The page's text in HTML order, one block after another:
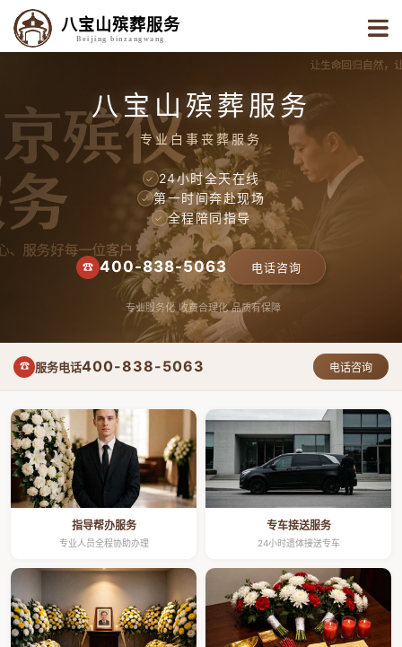
八宝山殡葬服务
Beijing binzangwang
八宝山殡葬服务
专业白事丧葬服务
✓ 24小时全天在线
✓ 第一时间奔赴现场
✓ 全程陪同指导
☎ 400-838-5063 电话咨询
专业服务化 收费合理化 品质有保障
☎ 服务电话400-838-5063 电话咨询
指导帮办服务
专业人员全程协助办理
专车接送服务
24小时遗体接送专车